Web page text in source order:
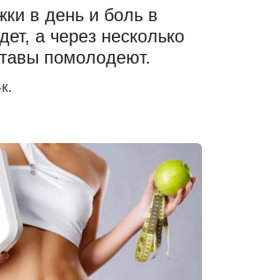
в день и боль в
а через несколько
помолодеют.